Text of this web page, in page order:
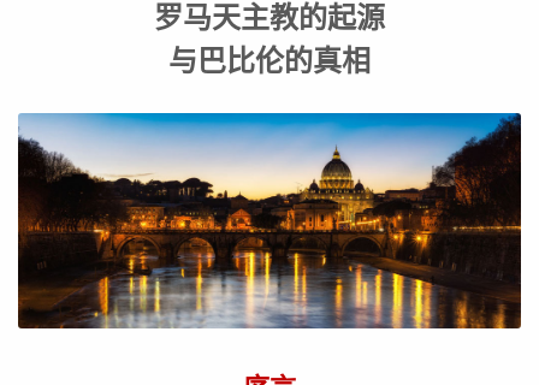
罗马天主教的起源
与巴比伦的真相